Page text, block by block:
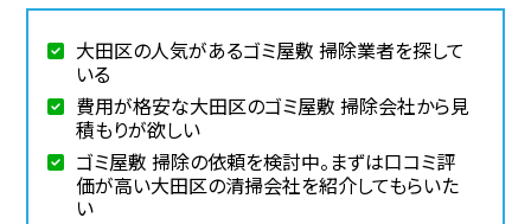
大田区の人気があるゴミ屋敷 掃除業者を探して
いる
費用が格安な大田区のゴミ屋敷 掃除会社から見
積もりが欲しい
ゴミ屋敷 掃除の依頼を検討中。まずは口コミ評
価が高い大田区の清掃会社を紹介してもらいた
い